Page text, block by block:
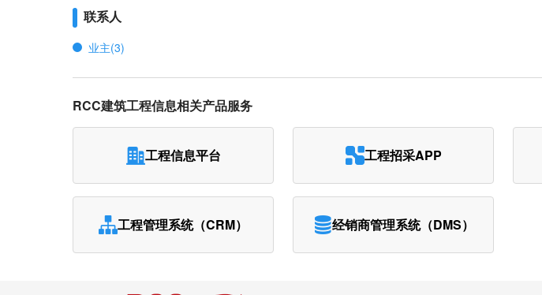
联系人
业主(3)
RCC建筑工程信息相关产品服务
工程信息平台 工程招采APP
工程管理系统（CRM） 经销商管理系统（DMS）